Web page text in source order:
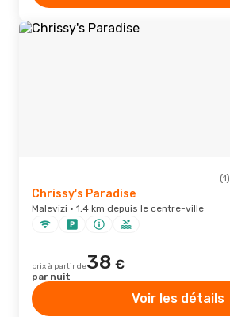
(1)
Chrissy's Paradise
Malevizi · 1,4 km depuis le centre-ville
prix à partir de38 €
par nuit
Voir les détails